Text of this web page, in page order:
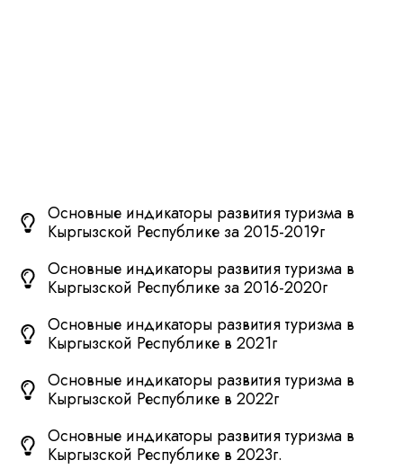
Основные индикаторы развития туризма в
Кыргызской Республике за 2015-2019г
Основные индикаторы развития туризма в
Кыргызской Республике за 2016-2020г
Основные индикаторы развития туризма в
Кыргызской Республике в 2021г
Основные индикаторы развития туризма в
Кыргызской Республике в 2022г
Основные индикаторы развития туризма в
Кыргызской Республике в 2023г.